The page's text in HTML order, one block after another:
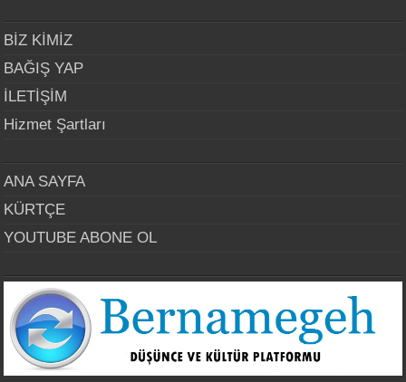
BİZ KİMİZ
BAĞIŞ YAP
İLETİŞİM
Hizmet Şartları
ANA SAYFA
KÜRTÇE
YOUTUBE ABONE OL